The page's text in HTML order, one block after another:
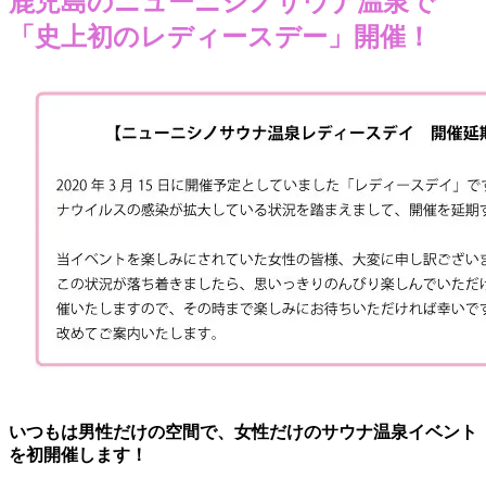
「史上初のレディースデー」開催！
いつもは男性だけの空間で、女性だけのサウナ温泉イベント
を初開催します！